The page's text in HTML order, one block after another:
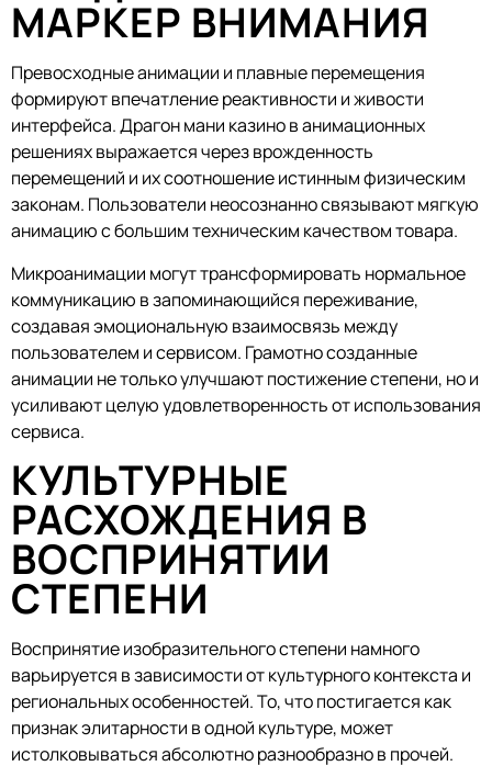
МАРКЕР ВНИМАНИЯ
Превосходные анимации и плавные перемещения
формируют впечатление реактивности и живости
интерфейса. Драгон мани казино в анимационных
решениях выражается через врожденность
перемещений и их соотношение истинным физическим
законам. Пользователи неосознанно связывают мягкую
анимацию с большим техническим качеством товара.
Микроанимации могут трансформировать нормальное
коммуникацию в запоминающийся переживание,
создавая эмоциональную взаимосвязь между
пользователем и сервисом. Грамотно созданные
анимации не только улучшают постижение степени, но и
усиливают целую удовлетворенность от использования
сервиса.
КУЛЬТУРНЫЕ
РАСХОЖДЕНИЯ В
ВОСПРИНЯТИИ
СТЕПЕНИ
Воспринятие изобразительного степени намного
варьируется в зависимости от культурного контекста и
региональных особенностей. То, что постигается как
признак элитарности в одной культуре, может
истолковываться абсолютно разнообразно в прочей.